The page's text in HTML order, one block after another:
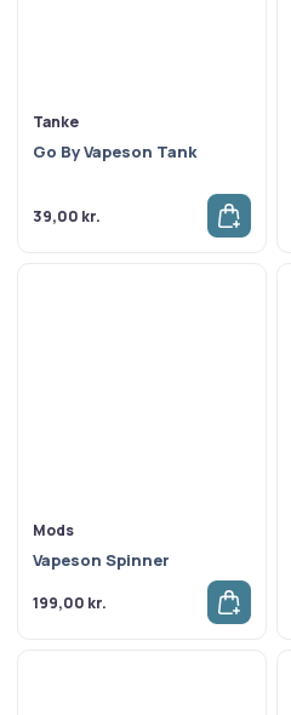
Tanke
Go By Vapeson Tank
39,00 kr.
Mods
Vapeson Spinner
199,00 kr.